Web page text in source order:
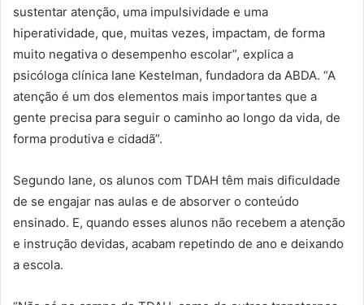
sustentar atenção, uma impulsividade e uma
hiperatividade, que, muitas vezes, impactam, de forma
muito negativa o desempenho escolar”, explica a
psicóloga clínica Iane Kestelman, fundadora da ABDA. “A
atenção é um dos elementos mais importantes que a
gente precisa para seguir o caminho ao longo da vida, de
forma produtiva e cidadã”.
Segundo Iane, os alunos com TDAH têm mais dificuldade
de se engajar nas aulas e de absorver o conteúdo
ensinado. E, quando esses alunos não recebem a atenção
e instrução devidas, acabam repetindo de ano e deixando
a escola.